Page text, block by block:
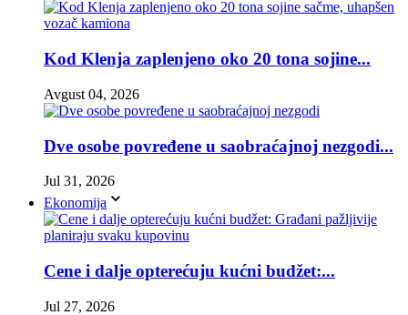
Kod Klenja zaplenjeno oko 20 tona sojine...
Avgust 04, 2026
Dve osobe povređene u saobraćajnoj nezgodi...
Jul 31, 2026
Ekonomija
Cene i dalje opterećuju kućni budžet:...
Jul 27, 2026